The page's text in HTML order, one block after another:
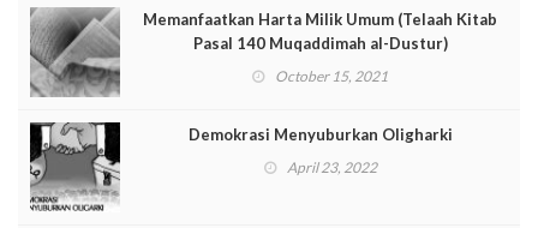
Memanfaatkan Harta Milik Umum (Telaah Kitab
Pasal 140 Muqaddimah al-Dustur)
October 15, 2021
Demokrasi Menyuburkan Oligharki
April 23, 2022